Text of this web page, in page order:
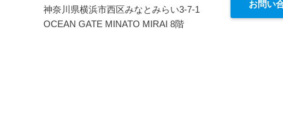
神奈川県横浜市西区みなとみらい3-7-1
OCEAN GATE MINATO MIRAI 8階
お問い